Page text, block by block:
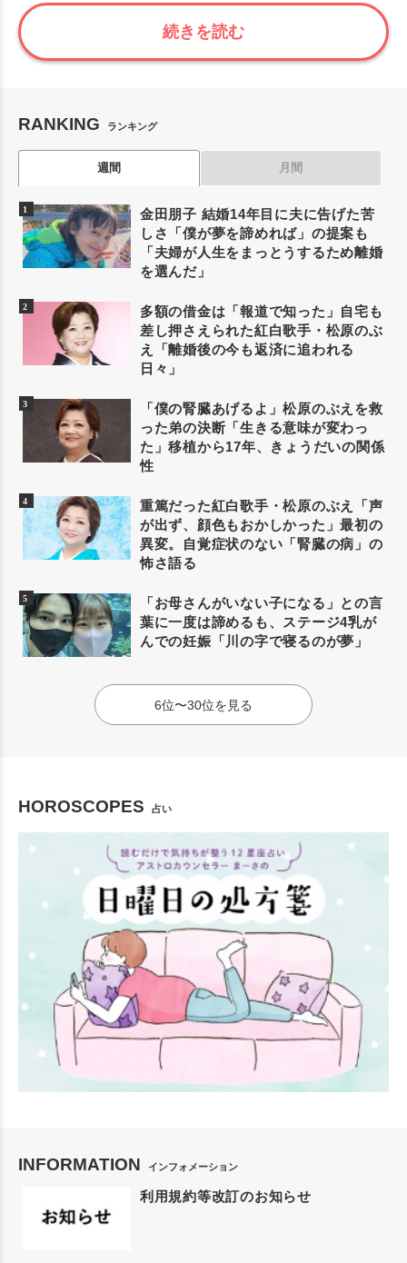
続きを読む
RANKING ランキング
週間 月間
金田朋子 結婚14年目に夫に告げた苦
しさ「僕が夢を諦めれば」の提案も
「夫婦が人生をまっとうするため離婚
を選んだ」
多額の借金は「報道で知った」自宅も
差し押さえられた紅白歌手・松原のぶ
え「離婚後の今も返済に追われる
日々」
「僕の腎臓あげるよ」松原のぶえを救
った弟の決断「生きる意味が変わっ
た」移植から17年、きょうだいの関係
性
重篤だった紅白歌手・松原のぶえ「声
が出ず、顔色もおかしかった」最初の
異変。自覚症状のない「腎臓の病」の
怖さ語る
「お母さんがいない子になる」との言
葉に一度は諦めるも、ステージ4乳が
んでの妊娠「川の字で寝るのが夢」
6位〜30位を見る
HOROSCOPES 占い
INFORMATION インフォメーション
利用規約等改訂のお知らせ